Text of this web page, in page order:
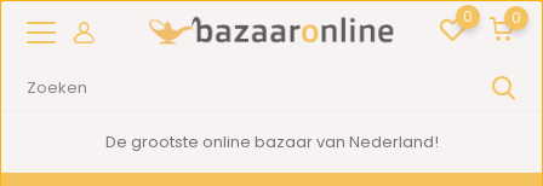
0 0
De grootste online bazaar van Nederland!